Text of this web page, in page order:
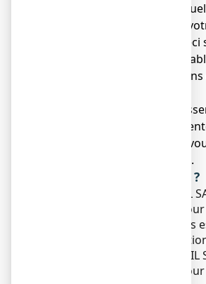
● Si vous ressentez un
indésirable, parlez-en à
ou votre pharmacien. Ceci
aussi à tout effet
serait pas mentionné
● Vous devez vous
médecin si vous ne
amélioration ou si vous
moins bien après 3 mois.
Que contient cette notice ?
1. Qu'est-ce que MINOXIDIL
CONSEIL 5 %, solution
cutanée et dans quels cas
2. Quelles sont les
avant d'utiliser MINOXIDIL
CONSEIL 5 %, solution